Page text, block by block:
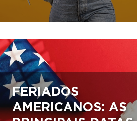
FERIADOS
AMERICANOS: AS